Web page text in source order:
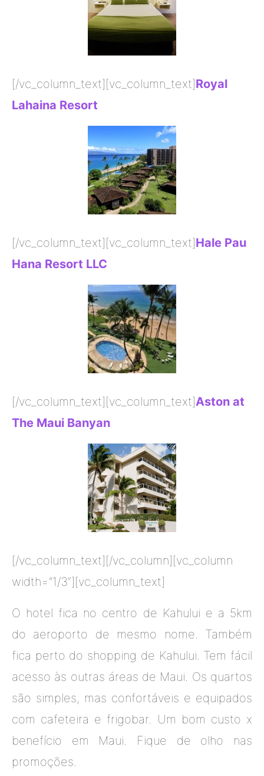
[/vc_column_text][vc_column_text]Royal
Lahaina Resort
[/vc_column_text][vc_column_text]Hale Pau
Hana Resort LLC
[/vc_column_text][vc_column_text]Aston at
The Maui Banyan
[/vc_column_text][/vc_column][vc_column
width=”1/3″][vc_column_text]
O hotel fica no centro de Kahului e a 5km
do aeroporto de mesmo nome. Também
fica perto do shopping de Kahului. Tem fácil
acesso às outras áreas de Maui. Os quartos
são simples, mas confortáveis e equipados
com cafeteira e frigobar. Um bom custo x
benefício em Maui. Fique de olho nas
promoções.